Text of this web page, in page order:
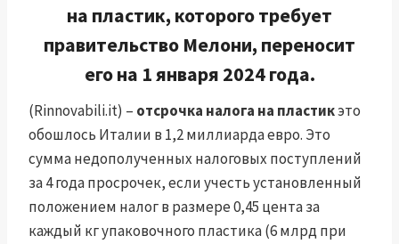
на пластик, которого требует
правительство Мелони, переносит
его на 1 января 2024 года.
(Rinnovabili.it) – отсрочка налога на пластикэто
обошлось Италии в 1,2 миллиарда евро. Это
сумма недополученных налоговых поступлений
за 4 года просрочек, если учесть установленный
положением налог в размере 0,45 цента за
каждый кг упаковочного пластика (6 млрд при